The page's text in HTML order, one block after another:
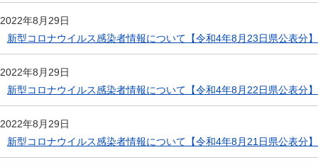
2022年8月29日
新型コロナウイルス感染者情報について【令和4年8月23日県公表分】
2022年8月29日
新型コロナウイルス感染者情報について【令和4年8月22日県公表分】
2022年8月29日
新型コロナウイルス感染者情報について【令和4年8月21日県公表分】